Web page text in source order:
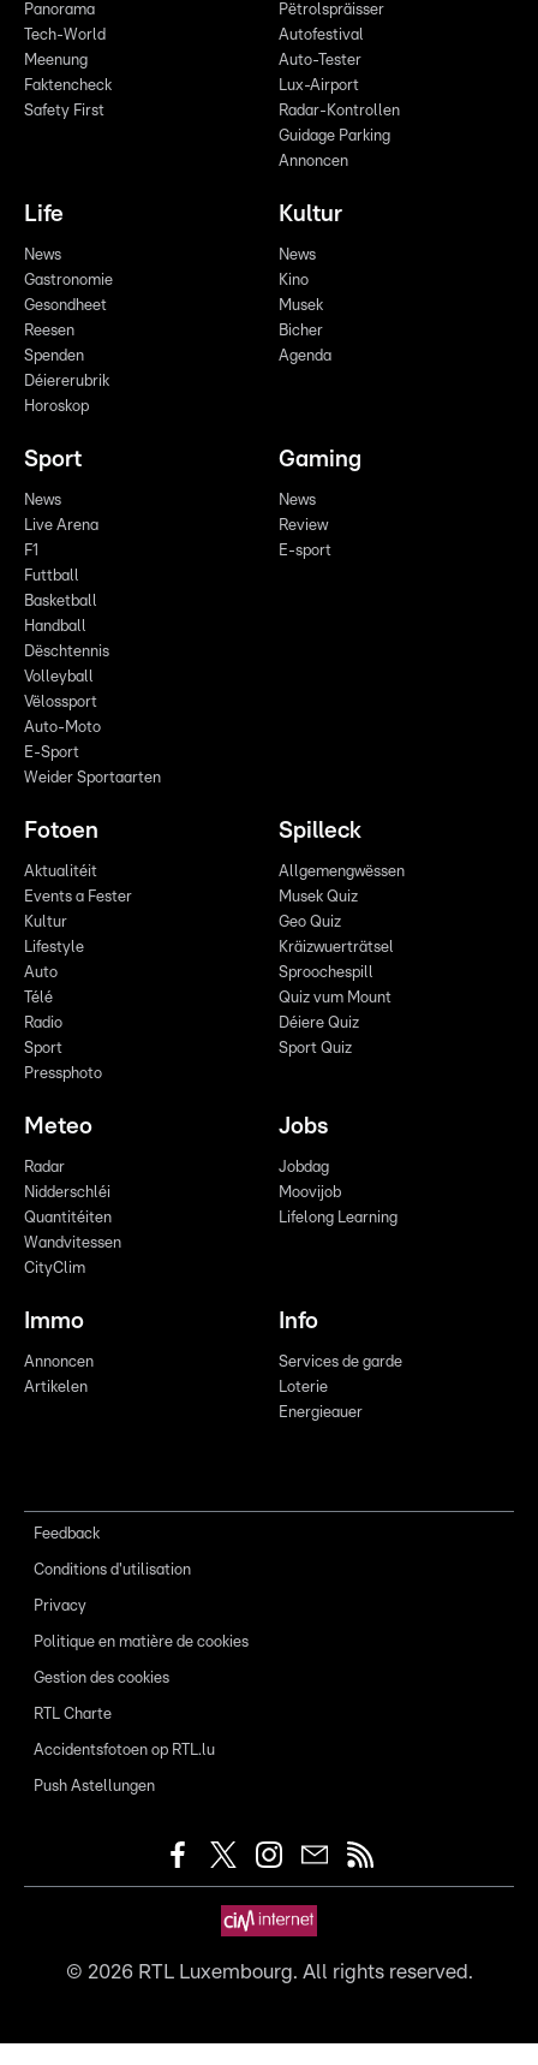
Panorama
Tech-World
Meenung
Faktencheck
Safety First
Pëtrolspräisser
Autofestival
Auto-Tester
Lux-Airport
Radar-Kontrollen
Guidage Parking
Annoncen
Life
News
Gastronomie
Gesondheet
Reesen
Spenden
Déiererubrik
Horoskop
Kultur
News
Kino
Musek
Bicher
Agenda
Sport
News
Live Arena
F1
Futtball
Basketball
Handball
Dëschtennis
Volleyball
Vëlossport
Auto-Moto
E-Sport
Weider Sportaarten
Gaming
News
Review
E-sport
Fotoen
Aktualitéit
Events a Fester
Kultur
Lifestyle
Auto
Télé
Radio
Sport
Pressphoto
Spilleck
Allgemengwëssen
Musek Quiz
Geo Quiz
Kräizwuerträtsel
Sproochespill
Quiz vum Mount
Déiere Quiz
Sport Quiz
Meteo
Radar
Nidderschléi
Quantitéiten
Wandvitessen
CityClim
Jobs
Jobdag
Moovijob
Lifelong Learning
Immo
Annoncen
Artikelen
Info
Services de garde
Loterie
Energieauer
Feedback
Conditions d'utilisation
Privacy
Politique en matière de cookies
Gestion des cookies
RTL Charte
Accidentsfotoen op RTL.lu
Push Astellungen
© 2026RTL Luxembourg. All rights reserved.